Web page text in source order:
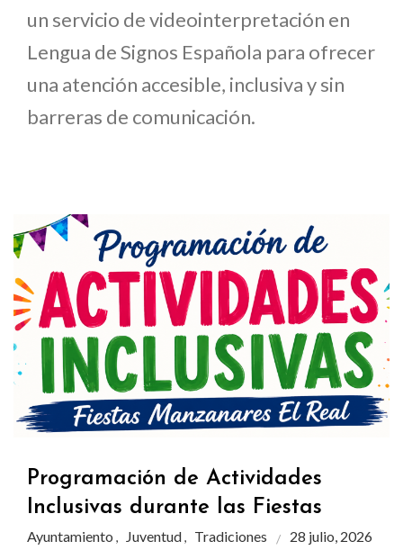
un servicio de videointerpretación en
Lengua de Signos Española para ofrecer
una atención accesible, inclusiva y sin
barreras de comunicación.
Programación de Actividades
Inclusivas durante las Fiestas
Ayuntamiento , Juventud, Tradiciones 28 julio, 2026